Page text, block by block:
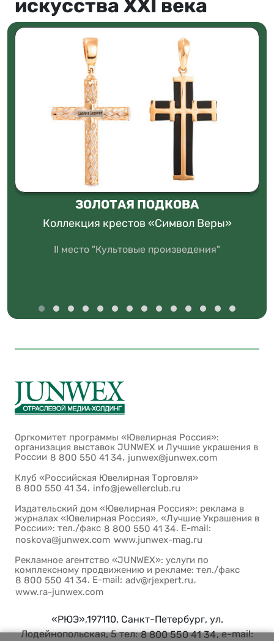
искусства XXI века
ЗОЛОТАЯ ПОДКОВА
Коллекция крестов «Символ Веры»
II место "Культовые произведения"
Оргкомитет программы «Ювелирная Россия»:
организация выставок JUNWEX и Лучшие украшения в
России 8 800 550 41 34, junwex@junwex.com
Клуб «Российская Ювелирная Торговля»
8 800 550 41 34, info@jewellerclub.ru
Издательский дом «Ювелирная Россия»: реклама в
журналах «Ювелирная Россия», «Лучшие Украшения в
России»: тел./факс 8 800 550 41 34. E-mail:
noskova@junwex.com www.junwex-mag.ru
Рекламное агентство «JUNWEX»: услуги по
комплексному продвижению и рекламе: тел./факс
8 800 550 41 34. E-mail: adv@rjexpert.ru,
www.ra-junwex.com
«РЮЭ»,197110, Санкт-Петербург, ул.
Лодейнопольская, 5 тел:8 800 550 41 34, e-mail: